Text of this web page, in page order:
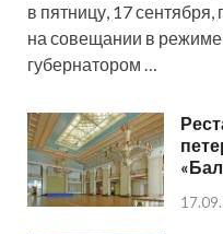
в пятницу, 17
на совещании в
губернатором …